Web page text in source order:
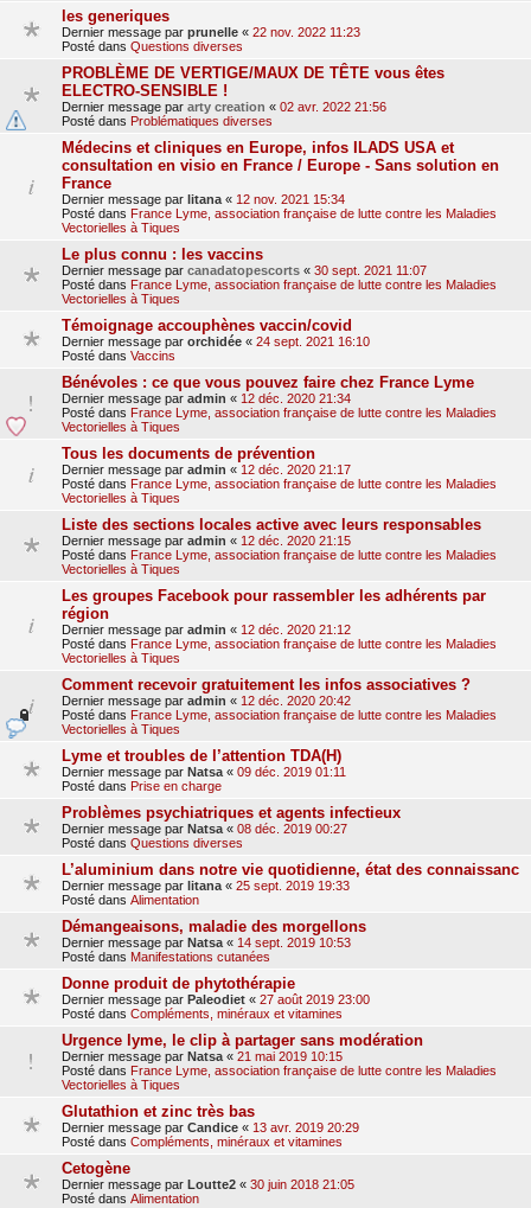
les generiques
Dernier message par prunelle « 22 nov. 2022 11:23
Posté dans Questions diverses
PROBLÈME DE VERTIGE/MAUX DE TÊTE vous êtes
ELECTRO-SENSIBLE !
Dernier message par arty creation « 02 avr. 2022 21:56
Posté dans Problématiques diverses
Médecins et cliniques en Europe, infos ILADS USA et
consultation en visio en France / Europe - Sans solution en
France
Dernier message par litana « 12 nov. 2021 15:34
Posté dans France Lyme, association française de lutte contre les Maladies
Vectorielles à Tiques
Le plus connu : les vaccins
Dernier message par canadatopescorts « 30 sept. 2021 11:07
Posté dans France Lyme, association française de lutte contre les Maladies
Vectorielles à Tiques
Témoignage accouphènes vaccin/covid
Dernier message par orchidée « 24 sept. 2021 16:10
Posté dans Vaccins
Bénévoles : ce que vous pouvez faire chez France Lyme
Dernier message par admin « 12 déc. 2020 21:34
Posté dans France Lyme, association française de lutte contre les Maladies
Vectorielles à Tiques
Tous les documents de prévention
Dernier message par admin « 12 déc. 2020 21:17
Posté dans France Lyme, association française de lutte contre les Maladies
Vectorielles à Tiques
Liste des sections locales active avec leurs responsables
Dernier message par admin « 12 déc. 2020 21:15
Posté dans France Lyme, association française de lutte contre les Maladies
Vectorielles à Tiques
Les groupes Facebook pour rassembler les adhérents par
région
Dernier message par admin « 12 déc. 2020 21:12
Posté dans France Lyme, association française de lutte contre les Maladies
Vectorielles à Tiques
Comment recevoir gratuitement les infos associatives ?
Dernier message par admin « 12 déc. 2020 20:42
Posté dans France Lyme, association française de lutte contre les Maladies
Vectorielles à Tiques
Lyme et troubles de l’attention TDA(H)
Dernier message par Natsa « 09 déc. 2019 01:11
Posté dans Prise en charge
Problèmes psychiatriques et agents infectieux
Dernier message par Natsa « 08 déc. 2019 00:27
Posté dans Questions diverses
L’aluminium dans notre vie quotidienne, état des connaissanc
Dernier message par litana « 25 sept. 2019 19:33
Posté dans Alimentation
Démangeaisons, maladie des morgellons
Dernier message par Natsa « 14 sept. 2019 10:53
Posté dans Manifestations cutanées
Donne produit de phytothérapie
Dernier message par Paleodiet « 27 août 2019 23:00
Posté dans Compléments, minéraux et vitamines
Urgence lyme, le clip à partager sans modération
Dernier message par Natsa « 21 mai 2019 10:15
Posté dans France Lyme, association française de lutte contre les Maladies
Vectorielles à Tiques
Glutathion et zinc très bas
Dernier message par Candice « 13 avr. 2019 20:29
Posté dans Compléments, minéraux et vitamines
Cetogène
Dernier message par Loutte2 « 30 juin 2018 21:05
Posté dans Alimentation